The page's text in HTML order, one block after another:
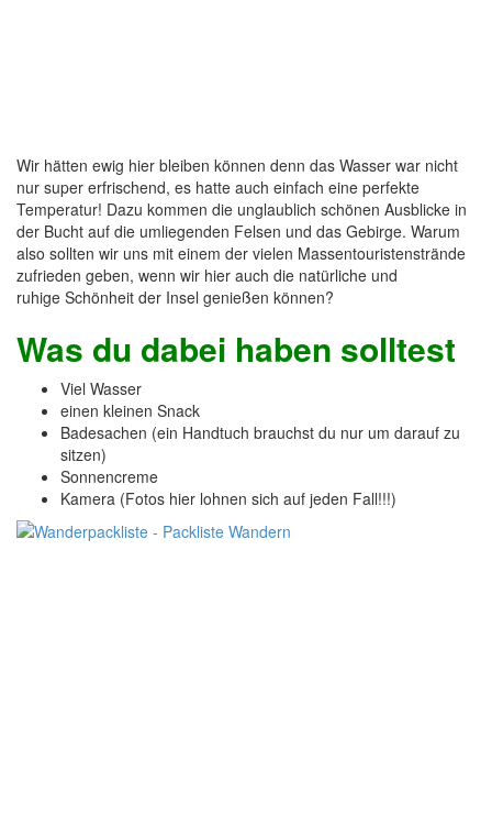
Wir hätten ewig hier bleiben können denn das Wasser war nicht
nur super erfrischend, es hatte auch einfach eine perfekte
Temperatur! Dazu kommen die unglaublich schönen Ausblicke in
der Bucht auf die umliegenden Felsen und das Gebirge. Warum
also sollten wir uns mit einem der vielen Massentouristenstrände
zufrieden geben, wenn wir hier auch die natürliche und
ruhige Schönheit der Insel genießen können?
Was du dabei haben solltest
Viel Wasser
einen kleinen Snack
Badesachen (ein Handtuch brauchst du nur um darauf zu
sitzen)
Sonnencreme
Kamera (Fotos hier lohnen sich auf jeden Fall!!!)